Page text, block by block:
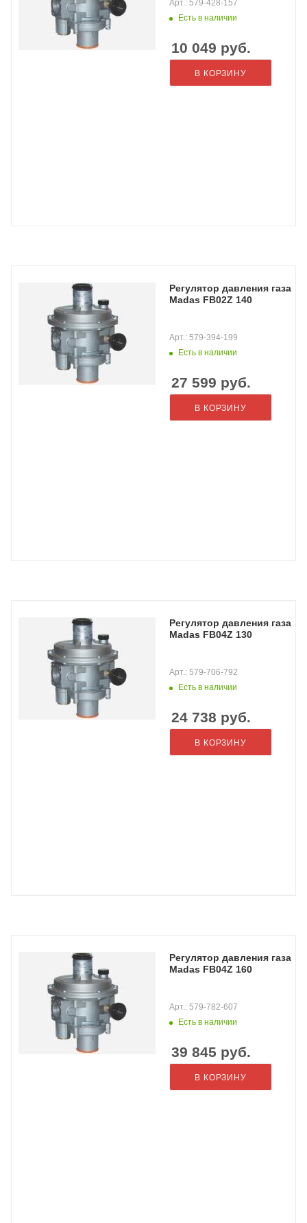
Есть в наличии
Арт.: 579-428-157
10 049 руб.
В КОРЗИНУ
Регулятор давления газа
Madas FB02Z 140
Есть в наличии
Арт.: 579-394-199
27 599 руб.
В КОРЗИНУ
Регулятор давления газа
Madas FB04Z 130
Есть в наличии
Арт.: 579-706-792
24 738 руб.
В КОРЗИНУ
Регулятор давления газа
Madas FB04Z 160
Есть в наличии
Арт.: 579-782-607
39 845 руб.
В КОРЗИНУ